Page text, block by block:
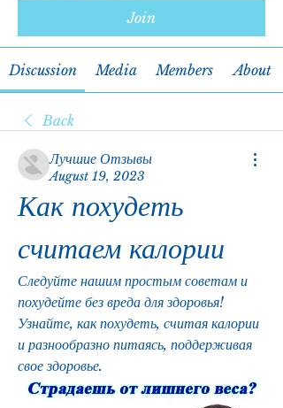
Join
Discussion Media Members About
Back
Лучшие Отзывы
August 19, 2023
Как похудеть
считаем калории
Следуйте нашим простым советам и
похудейте без вреда для здоровья!
Узнайте, как похудеть, считая калории
и разнообразно питаясь, поддерживая
свое здоровье.